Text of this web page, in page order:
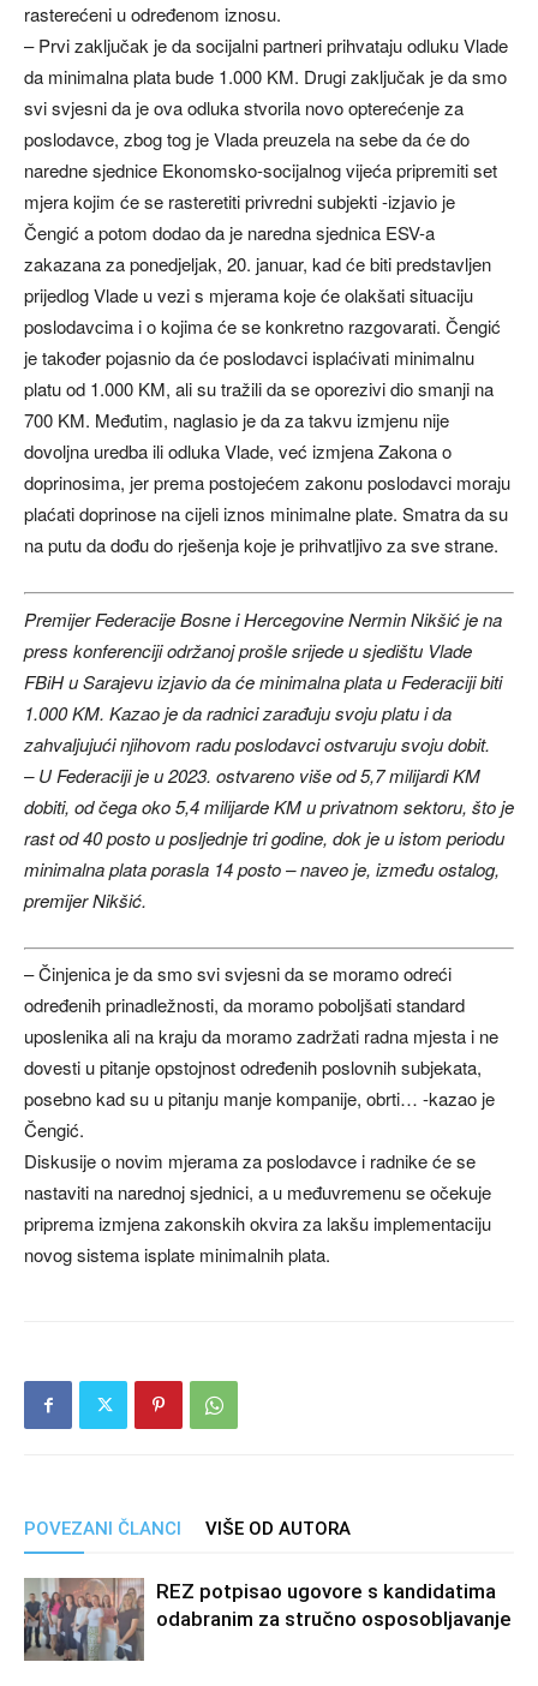
rasterećeni u određenom iznosu.
– Prvi zaključak je da socijalni partneri prihvataju odluku Vlade
da minimalna plata bude 1.000 KM. Drugi zaključak je da smo
svi svjesni da je ova odluka stvorila novo opterećenje za
poslodavce, zbog tog je Vlada preuzela na sebe da će do
naredne sjednice Ekonomsko-socijalnog vijeća pripremiti set
mjera kojim će se rasteretiti privredni subjekti -izjavio je
Čengić a potom dodao da je naredna sjednica ESV-a
zakazana za ponedjeljak, 20. januar, kad će biti predstavljen
prijedlog Vlade u vezi s mjerama koje će olakšati situaciju
poslodavcima i o kojima će se konkretno razgovarati. Čengić
je također pojasnio da će poslodavci isplaćivati minimalnu
platu od 1.000 KM, ali su tražili da se oporezivi dio smanji na
700 KM. Međutim, naglasio je da za takvu izmjenu nije
dovoljna uredba ili odluka Vlade, već izmjena Zakona o
doprinosima, jer prema postojećem zakonu poslodavci moraju
plaćati doprinose na cijeli iznos minimalne plate. Smatra da su
na putu da dođu do rješenja koje je prihvatljivo za sve strane.
Premijer Federacije Bosne i Hercegovine Nermin Nikšić je na
press konferenciji održanoj prošle srijede u sjedištu Vlade
FBiH u Sarajevu izjavio da će minimalna plata u Federaciji biti
1.000 KM. Kazao je da radnici zarađuju svoju platu i da
zahvaljujući njihovom radu poslodavci ostvaruju svoju dobit.
– U Federaciji je u 2023. ostvareno više od 5,7 milijardi KM
dobiti, od čega oko 5,4 milijarde KM u privatnom sektoru, što je
rast od 40 posto u posljednje tri godine, dok je u istom periodu
minimalna plata porasla 14 posto – naveo je, između ostalog,
premijer Nikšić.
– Činjenica je da smo svi svjesni da se moramo odreći
određenih prinadležnosti, da moramo poboljšati standard
uposlenika ali na kraju da moramo zadržati radna mjesta i ne
dovesti u pitanje opstojnost određenih poslovnih subjekata,
posebno kad su u pitanju manje kompanije, obrti… -kazao je
Čengić.
Diskusije o novim mjerama za poslodavce i radnike će se
nastaviti na narednoj sjednici, a u međuvremenu se očekuje
priprema izmjena zakonskih okvira za lakšu implementaciju
novog sistema isplate minimalnih plata.
POVEZANI ČLANCI VIŠE OD AUTORA
REZ potpisao ugovore s kandidatima
odabranim za stručno osposobljavanje